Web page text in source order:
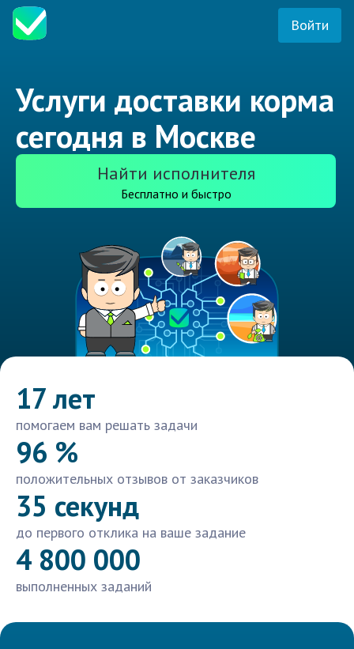
Войти
Услуги доставки корма
сегодня в Москве
Найти исполнителя
Бесплатно и быстро
17 лет
помогаем вам решать задачи
96 %
положительных отзывов от заказчиков
35 секунд
до первого отклика на ваше задание
4 800 000
выполненных заданий